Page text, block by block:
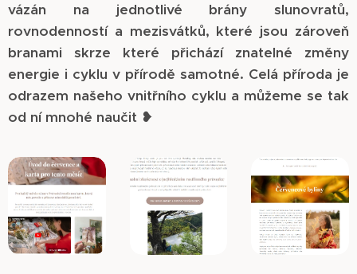
vázán na jednotlivé brány slunovratů,
rovnodenností a mezisvátků, které jsou zároveň
branami skrze které přichází znatelné změny
energie i cyklu v přírodě samotné. Celá příroda je
odrazem našeho vnitřního cyklu a můžeme se tak
od ní mnohé naučit ❥